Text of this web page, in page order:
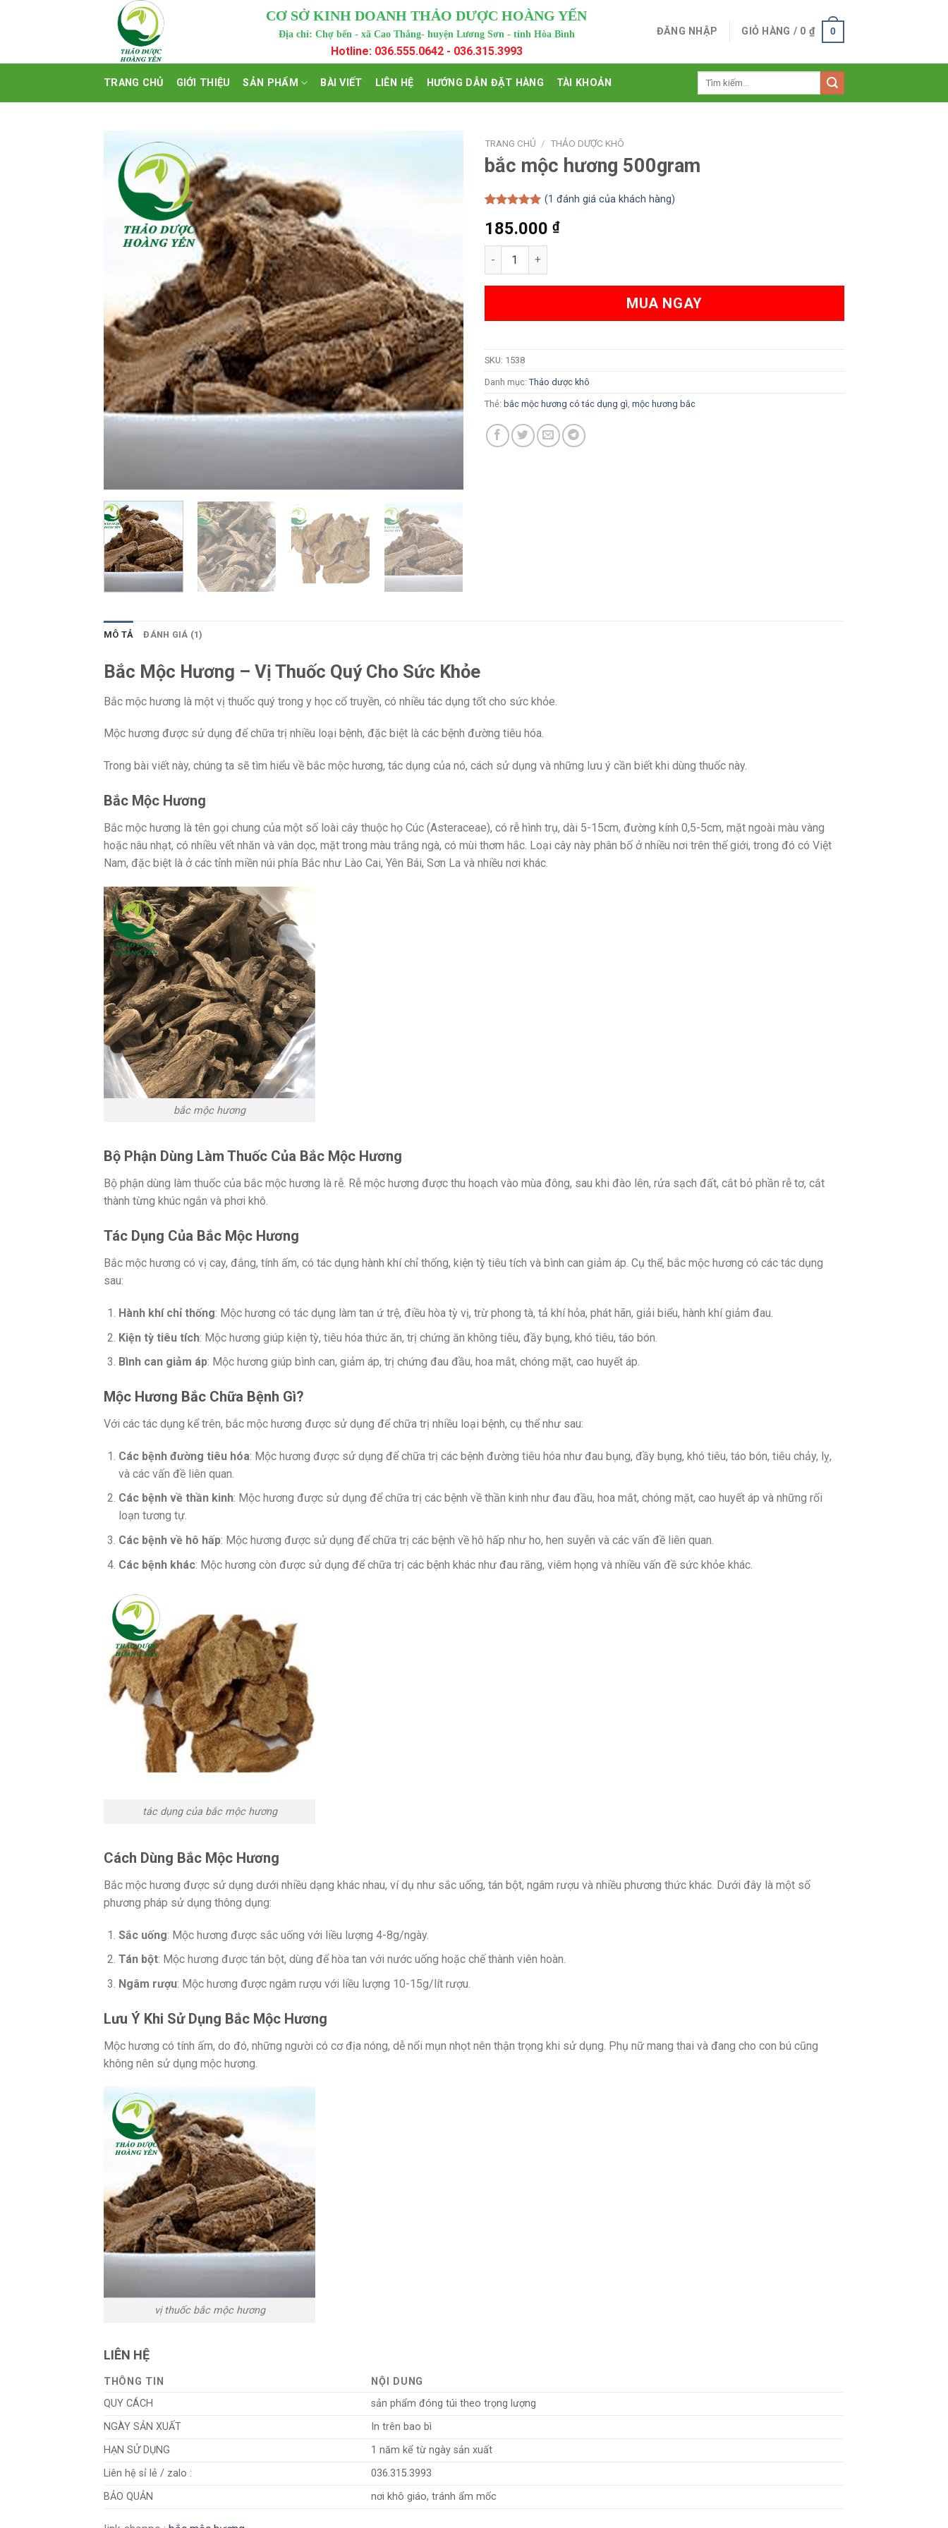
CƠ SỞ KINH DOANH THẢO DƯỢC HOÀNG YẾN
Địa chỉ: Chợ bến - xã Cao Thắng- huyện Lương Sơn - tỉnh Hòa Bình
Hotline: 036.555.0642 - 036.315.3993
ĐĂNG NHẬP GIỎ HÀNG / 0₫ 0
TRANG CHỦ GIỚI THIỆU SẢN PHẨM BÀI VIẾT LIÊN HỆ HƯỚNG DẪN ĐẶT HÀNG TÀI KHOẢN
Tìm
TRANG CHỦ / THẢO DƯỢC KHÔ
bắc mộc hương 500gram
dựa trên
(1 đánh giá của khách hàng)
185.000 ₫
bắc mộc hương 500gram số lượng
MUA NGAY
SKU: 1538
Danh mục: Thảo dược khô
Thẻ: bắc mộc hương có tác dụng gì, mộc hương bắc
MÔ TẢ ĐÁNH GIÁ (1)
Bắc Mộc Hương – Vị Thuốc Quý Cho Sức Khỏe
Bắc mộc hương là một vị thuốc quý trong y học cổ truyền, có nhiều tác dụng tốt cho sức khỏe.
Mộc hương được sử dụng để chữa trị nhiều loại bệnh, đặc biệt là các bệnh đường tiêu hóa.
Trong bài viết này, chúng ta sẽ tìm hiểu về bắc mộc hương, tác dụng của nó, cách sử dụng và những lưu ý cần biết khi dùng thuốc này.
Bắc Mộc Hương
Bắc mộc hương là tên gọi chung của một số loài cây thuộc họ Cúc (Asteraceae), có rễ hình trụ, dài 5-15cm, đường kính 0,5-5cm, mặt ngoài màu vàng
hoặc nâu nhạt, có nhiều vết nhăn và vân dọc, mặt trong màu trắng ngà, có mùi thơm hắc. Loại cây này phân bố ở nhiều nơi trên thế giới, trong đó có Việt
Nam, đặc biệt là ở các tỉnh miền núi phía Bắc như Lào Cai, Yên Bái, Sơn La và nhiều nơi khác.
bắc mộc hương
Bộ Phận Dùng Làm Thuốc Của Bắc Mộc Hương
Bộ phận dùng làm thuốc của bắc mộc hương là rễ. Rễ mộc hương được thu hoạch vào mùa đông, sau khi đào lên, rửa sạch đất, cắt bỏ phần rễ tơ, cắt
thành từng khúc ngắn và phơi khô.
Tác Dụng Của Bắc Mộc Hương
Bắc mộc hương có vị cay, đắng, tính ấm, có tác dụng hành khí chỉ thống, kiện tỳ tiêu tích và bình can giảm áp. Cụ thể, bắc mộc hương có các tác dụng
sau:
Hành khí chỉ thống: Mộc hương có tác dụng làm tan ứ trệ, điều hòa tỳ vị, trừ phong tà, tả khí hỏa, phát hãn, giải biểu, hành khí giảm đau.
Kiện tỳ tiêu tích: Mộc hương giúp kiện tỳ, tiêu hóa thức ăn, trị chứng ăn không tiêu, đầy bụng, khó tiêu, táo bón.
Bình can giảm áp: Mộc hương giúp bình can, giảm áp, trị chứng đau đầu, hoa mắt, chóng mặt, cao huyết áp.
Mộc Hương Bắc Chữa Bệnh Gì?
Với các tác dụng kể trên, bắc mộc hương được sử dụng để chữa trị nhiều loại bệnh, cụ thể như sau:
Các bệnh đường tiêu hóa: Mộc hương được sử dụng để chữa trị các bệnh đường tiêu hóa như đau bụng, đầy bụng, khó tiêu, táo bón, tiêu chảy, lỵ,
và các vấn đề liên quan.
Các bệnh về thần kinh: Mộc hương được sử dụng để chữa trị các bệnh về thần kinh như đau đầu, hoa mắt, chóng mặt, cao huyết áp và những rối
loạn tương tự.
Các bệnh về hô hấp: Mộc hương được sử dụng để chữa trị các bệnh về hô hấp như ho, hen suyễn và các vấn đề liên quan.
Các bệnh khác: Mộc hương còn được sử dụng để chữa trị các bệnh khác như đau răng, viêm họng và nhiều vấn đề sức khỏe khác.
tác dụng của bắc mộc hương
Cách Dùng Bắc Mộc Hương
Bắc mộc hương được sử dụng dưới nhiều dạng khác nhau, ví dụ như sắc uống, tán bột, ngâm rượu và nhiều phương thức khác. Dưới đây là một số
phương pháp sử dụng thông dụng:
Sắc uống: Mộc hương được sắc uống với liều lượng 4-8g/ngày.
Tán bột: Mộc hương được tán bột, dùng để hòa tan với nước uống hoặc chế thành viên hoàn.
Ngâm rượu: Mộc hương được ngâm rượu với liều lượng 10-15g/lít rượu.
Lưu Ý Khi Sử Dụng Bắc Mộc Hương
Mộc hương có tính ấm, do đó, những người có cơ địa nóng, dễ nổi mụn nhọt nên thận trọng khi sử dụng. Phụ nữ mang thai và đang cho con bú cũng
không nên sử dụng mộc hương.
vị thuốc bắc mộc hương
LIÊN HỆ
THÔNG TIN
NỘI DUNG
QUY CÁCH
sản phẩm đóng túi theo trọng lượng
NGÀY SẢN XUẤT
In trên bao bì
HẠN SỬ DỤNG
1 năm kể từ ngày sản xuất
Liên hệ sỉ lẻ / zalo :
036.315.3993
BẢO QUẢN
nơi khô giáo, tránh ẩm mốc